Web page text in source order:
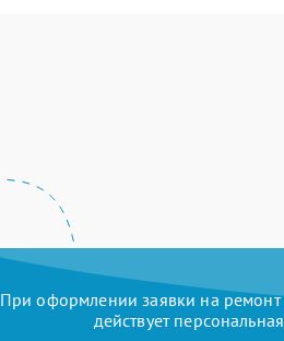
При оформлении заявки на ремонт
действует